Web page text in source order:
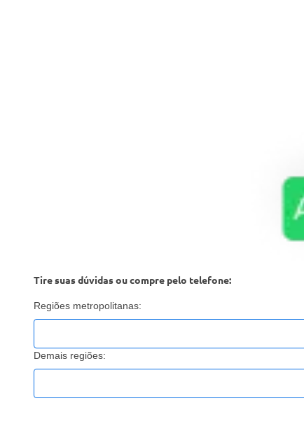
Tire suas dúvidas ou compre pelo telefone:
Regiões metropolitanas:
Demais regiões: